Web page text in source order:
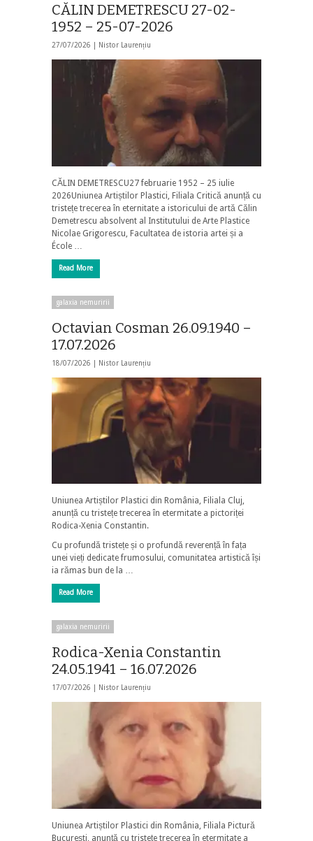
CĂLIN DEMETRESCU 27-02-
1952 – 25-07-2026
27/07/2026 | Nistor Laurențiu
CĂLIN DEMETRESCU27 februarie 1952 – 25 iulie
2026Uniunea Artiștilor Plastici, Filiala Critică anunță cu
tristețe trecerea în eternitate a istoricului de artă Călin
Demetrescu absolvent al Institutului de Arte Plastice
Nicolae Grigorescu, Facultatea de istoria artei și a
École …
Read More
galaxia nemuririi
Octavian Cosman 26.09.1940 –
17.07.2026
18/07/2026 | Nistor Laurențiu
Uniunea Artiștilor Plastici din România, Filiala Cluj,
anunță cu tristețe trecerea în etermitate a pictoriței
Rodica-Xenia Constantin.
Cu profundă tristețe și o profundă reverență în fața
unei vieți dedicate frumosului, comunitatea artistică își
ia rămas bun de la …
Read More
galaxia nemuririi
Rodica-Xenia Constantin
24.05.1941 – 16.07.2026
17/07/2026 | Nistor Laurențiu
Uniunea Artiștilor Plastici din România, Filiala Pictură
București, anunță cu tristețe trecerea în etermitate a